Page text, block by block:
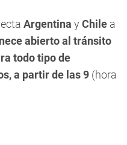
Argentina y Chile a
abierto al tránsito
todo tipo de
a partir de las 9 (hora